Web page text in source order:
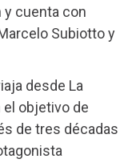
y cuenta con
Subiotto y
desde La
el objetivo de
de tres décadas